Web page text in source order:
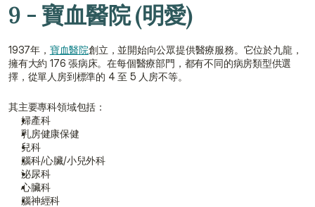
9 - 寶血醫院 (明愛)
1937年， 寶血醫院創立，並開始向公眾提供醫療服務。它位於九龍，
擁有大約 176 張病床。在每個醫療部門，都有不同的病房類型供選
擇，從單人房到標準的 4 至 5 人房不等。
其主要專科領域包括：
婦產科
乳房健康保健
兒科
腦科/心臟/小兒外科
泌尿科
心臟科
腦神經科